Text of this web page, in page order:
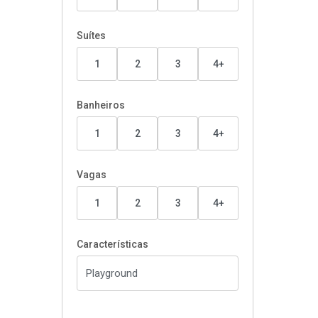
Suítes
1 2 3 4+
Banheiros
1 2 3 4+
Vagas
1 2 3 4+
Características